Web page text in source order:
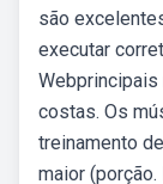
são
executar
costas. Os
treinamento
maior